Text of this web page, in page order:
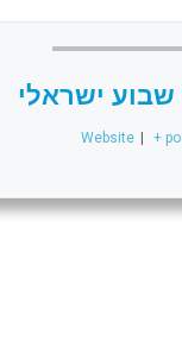
ישראלי
Website | +